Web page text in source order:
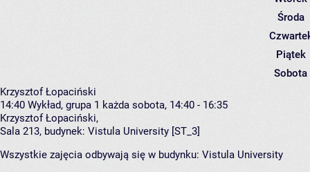
Środa
Piątek
Sobota
Krzysztof Łopaciński
14:40 Wykład, grupa 1 każda sobota, 14:40 - 16:35
Krzysztof Łopaciński,
Sala 213, budynek: Vistula University [ST_3]
Wszystkie zajęcia odbywają się w budynku: Vistula University